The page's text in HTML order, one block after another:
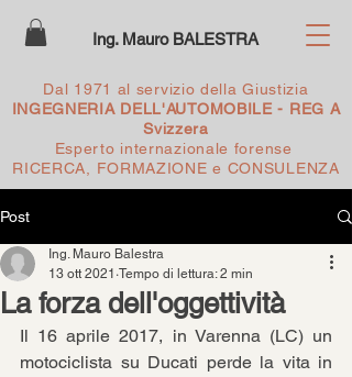
Ing. Mauro BALESTRA
Dal 1971 al servizio della Giustizia
INGEGNERIA DELL'AUTOMOBILE - REG A
Svizzera
Esperto internazionale forense
RICERCA, FORMAZIONE e CONSULENZA
Post
La forza dell'oggettività
Ing. Mauro Balestra
13 ott 2021 Tempo di lettura: 2 min
Il 16 aprile 2017, in Varenna (LC) un
motociclista su Ducati perde la vita in